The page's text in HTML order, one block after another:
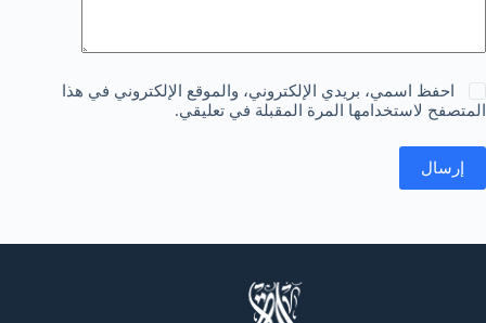
احفظ اسمي، بريدي الإلكتروني، والموقع الإلكتروني في هذا
المتصفح لاستخدامها المرة المقبلة في تعليقي.
إرسال